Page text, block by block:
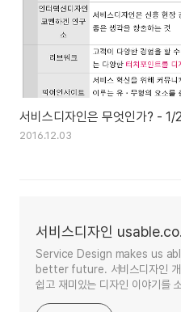
서비스디자인은 무엇인가? -
2016.12.03
서비스디자인
Service Design makes us
better future. 서비스디자인 개
쉽고 재미있는 디자인 이야기를